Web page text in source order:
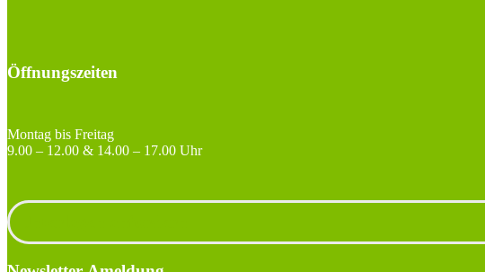
Öffnungszeiten
Montag bis Freitag
9.00 – 12.00 & 14.00 – 17.00 Uhr